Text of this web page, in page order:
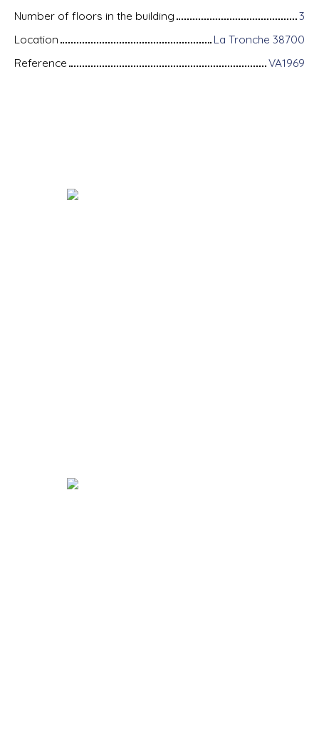
Number of floors in the building
3
Location
La Tronche 38700
Reference
VA1969